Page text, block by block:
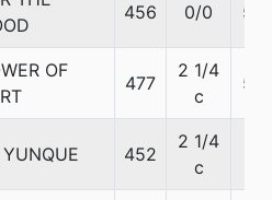
456 0/0 58
OF
477
2 1/4
c
53
YUNQUE 452
2 1/4
c